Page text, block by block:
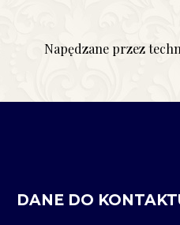
Napędzane przez
DANE DO